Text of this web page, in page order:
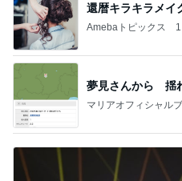
還暦キラキラメイ
Amebaトピックス
夢見さんから 揺
マリアオフィシャル